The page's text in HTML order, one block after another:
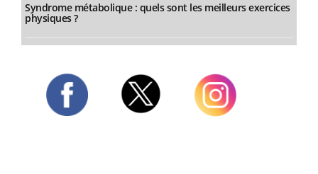
Syndrome métabolique : quels sont les meilleurs exercices
physiques ?